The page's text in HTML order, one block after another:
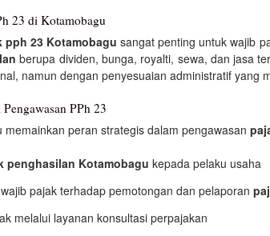
23 di Kotamobagu
pph 23 Kotamobagu sangat penting untuk wajib
berupa dividen, bunga, royalti, sewa, dan jasa
namun dengan penyesuaian administratif yang
PPh 23
peran strategis dalam pengawasan
penghasilan Kotamobagu kepada pelaku usaha
pajak terhadap pemotongan dan pelaporan
melalui layanan konsultasi perpajakan